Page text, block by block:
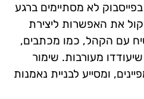
לא מסתיימים ברגע
את האפשרות ליצירת
עם הקהל, כמו מכתבים,
מעורבות. שימור
ומסייע לבניית נאמנות